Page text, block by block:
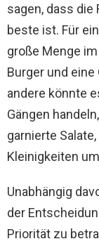
sagen, dass die
beste ist. Für
große Menge
Burger und
andere könnte
Gängen
garnierte
Kleinigkeiten
Unabhängig
der
Priorität zu